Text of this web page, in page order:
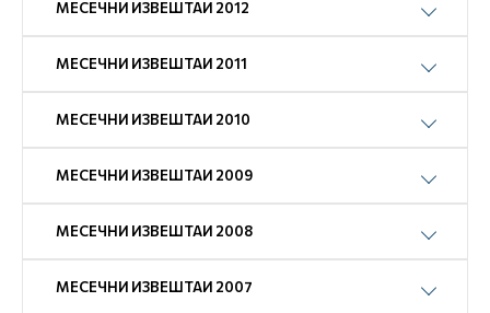
МЕСЕЧНИ ИЗВЕШТАИ 2012
МЕСЕЧНИ ИЗВЕШТАИ 2011
МЕСЕЧНИ ИЗВЕШТАИ 2010
МЕСЕЧНИ ИЗВЕШТАИ 2009
МЕСЕЧНИ ИЗВЕШТАИ 2008
МЕСЕЧНИ ИЗВЕШТАИ 2007